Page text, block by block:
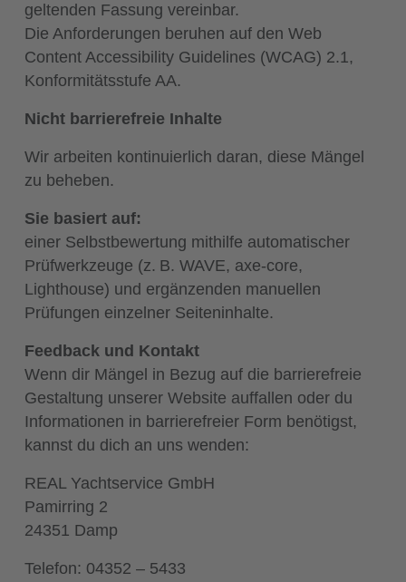
geltenden Fassung vereinbar.
Die Anforderungen beruhen auf den Web
Content Accessibility Guidelines (WCAG) 2.1,
Konformitätsstufe AA.
Nicht barrierefreie Inhalte
Wir arbeiten kontinuierlich daran, diese Mängel
zu beheben.
Sie basiert auf:
einer Selbstbewertung mithilfe automatischer
Prüfwerkzeuge (z. B. WAVE, axe-core,
Lighthouse) und ergänzenden manuellen
Prüfungen einzelner Seiteninhalte.
Feedback und Kontakt
Wenn dir Mängel in Bezug auf die barrierefreie
Gestaltung unserer Website auffallen oder du
Informationen in barrierefreier Form benötigst,
kannst du dich an uns wenden:
REAL Yachtservice GmbH
Pamirring 2
24351 Damp
Telefon: 04352 – 5433